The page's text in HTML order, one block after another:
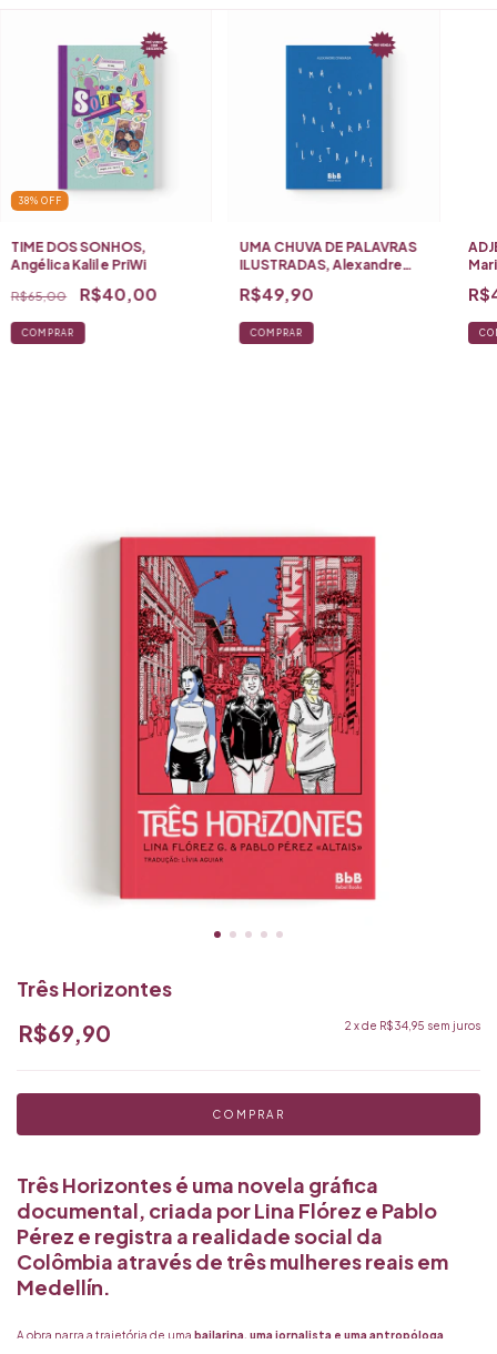
38% OFF
TIME DOS SONHOS,
Angélica Kalil e PriWi
R$65,00 R$40,00
UMA CHUVA DE PALAVRAS
ILUSTRADAS, Alexandre
R$49,90
Três Horizontes
R$69,90 2 x de R$34,95 sem juros
Três Horizontes é uma novela gráfica
documental, criada por Lina Flórez e Pablo
Pérez e registra a realidade social da
Colômbia através de três mulheres reais em
Medellín.
A obra narra a trajetória de uma bailarina, uma jornalista e uma antropóloga